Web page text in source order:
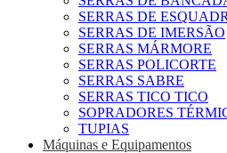
SERRAS DE
SERRAS DE IMERSÃO
SERRAS MÁRMORE
SERRAS POLICORTE
SERRAS SABRE
SERRAS TICO TICO
SOPRADORES
TUPIAS
Máquinas e Equipamentos